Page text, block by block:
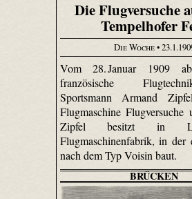
Die Flugversuche
Tempelhofer
Die Woche•
Vom 28. Januar 1909
französische
Sportsmann Armand
Flugmaschine Flugversuche
Zipfel besitzt in
Flugmaschinenfabrik, in der
nach dem Typ Voisin baut.
BRÜCKEN